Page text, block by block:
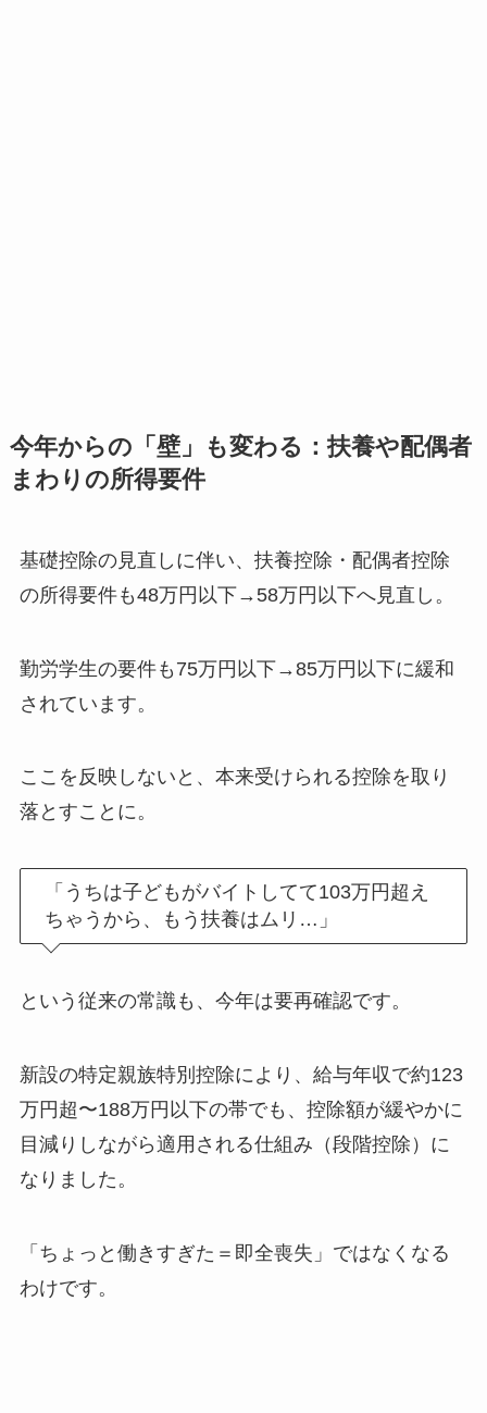
今年からの「壁」も変わる：扶養や配偶者
まわりの所得要件
基礎控除の見直しに伴い、扶養控除・配偶者控除
の所得要件も48万円以下→58万円以下へ見直し。
勤労学生の要件も75万円以下→85万円以下に緩和
されています。
ここを反映しないと、本来受けられる控除を取り
落とすことに。
「うちは子どもがバイトしてて103万円超え
ちゃうから、もう扶養はムリ…」
という従来の常識も、今年は要再確認です。
新設の特定親族特別控除により、給与年収で約123
万円超〜188万円以下の帯でも、控除額が緩やかに
目減りしながら適用される仕組み（段階控除）に
なりました。
「ちょっと働きすぎた＝即全喪失」ではなくなる
わけです。